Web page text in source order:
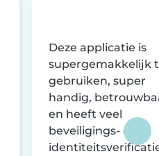
Deze applicatie is
supergemakkelijk
gebruiken, super
handig,
en heeft veel
beveiligings- en